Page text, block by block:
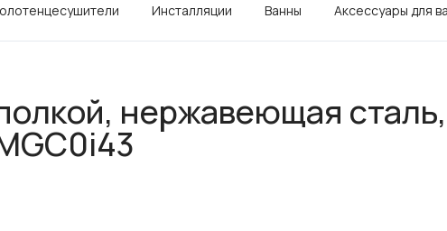
Зеркала
Душевые ограждения, поддоны
Инсталляции Ванны Аксессуары для
нержавеющая